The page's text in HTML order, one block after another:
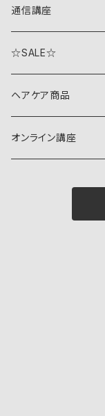
通信講座
☆SALE☆
ヘアケア商品
シャンプー
オンライン講座